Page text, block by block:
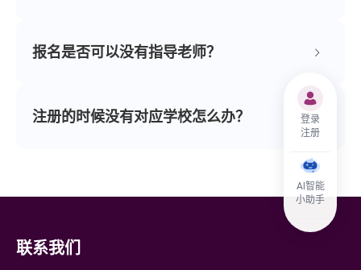
登录
注册
AI智能
小助手
联系我们